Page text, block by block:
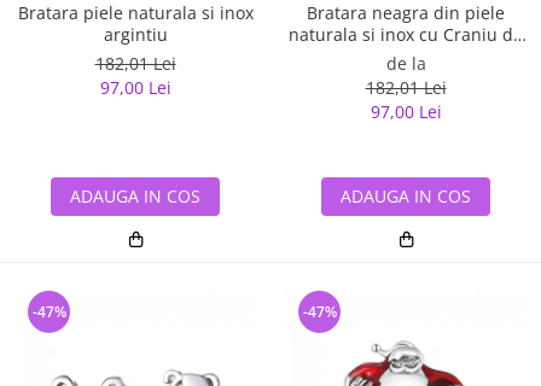
Bratara piele naturala si inox
argintiu
182,01 Lei
97,00 Lei
ADAUGA IN COS
Bratara neagra din piele
naturala si inox cu Craniu de
Viking
de la
182,01 Lei
97,00 Lei
ADAUGA IN COS
-47% -47%